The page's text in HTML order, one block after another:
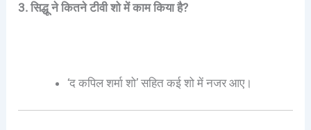
3. सिद्धू ने कितने टीवी शो में काम किया है?
‘द कपिल शर्मा शो’ सहित कई शो में नजर आए।